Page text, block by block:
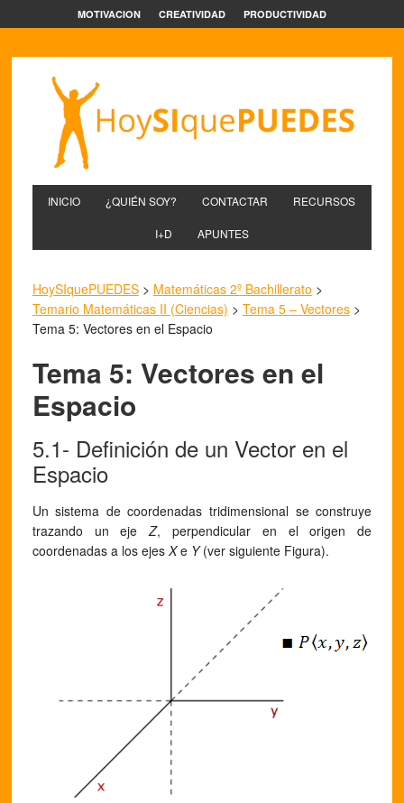
MOTIVACION CREATIVIDAD PRODUCTIVIDAD
INICIO ¿QUIÉN SOY? CONTACTAR RECURSOS
I+D APUNTES
HoySIquePUEDES> Matemáticas 2º Bachillerato >
Temario Matemáticas II (Ciencias) > Tema 5 – Vectores>
Tema 5: Vectores en el Espacio
Tema 5: Vectores en el
Espacio
5.1- Definición de un Vector en el
Espacio
Un sistema de coordenadas tridimensional se construye
trazando un ejeZ, perpendicular en el origen de
coordenadas a los ejes Xe Y(ver siguiente Figura).